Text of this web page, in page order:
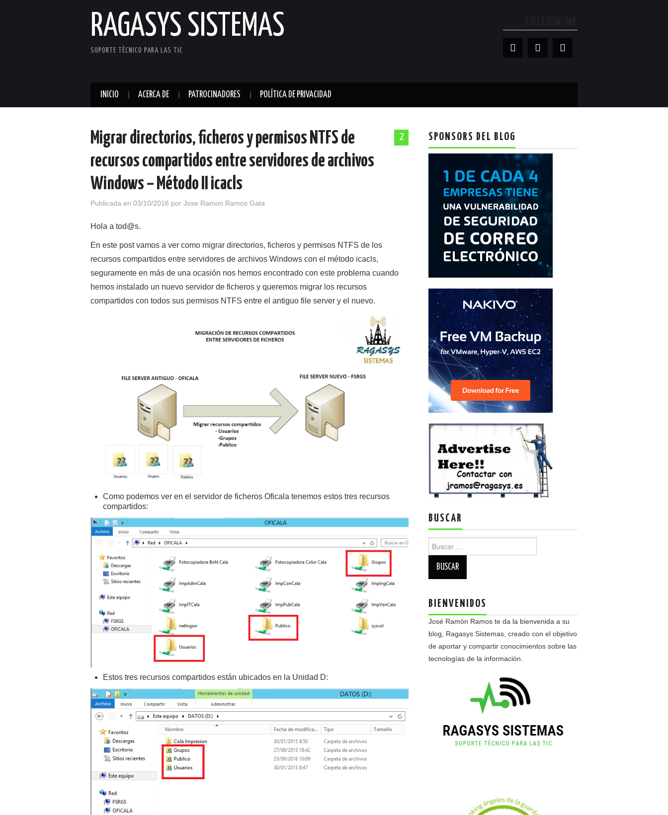
RAGASYS SISTEMAS
SOPORTE TÉCNICO PARA LAS TIC
INICIO ACERCA DE PATROCINADORES POLÍTICA DE PRIVACIDAD
2
Migrar directorios, ficheros y permisos NTFS de
recursos compartidos entre servidores de archivos
Windows – Método II icacls
Publicada en 03/10/2016 por Jose Ramon Ramos Gata
Hola a tod@s.
En este post vamos a ver como migrar directorios, ficheros y permisos NTFS de los
recursos compartidos entre servidores de archivos Windows con el método icacls,
seguramente en más de una ocasión nos hemos encontrado con este problema cuando
hemos instalado un nuevo servidor de ficheros y queremos migrar los recursos
compartidos con todos sus permisos NTFS entre el antiguo file server y el nuevo.
Como podemos ver en el servidor de ficheros Oficala tenemos estos tres recursos
compartidos:
Estos tres recursos compartidos están ubicados en la Unidad D:
SPONSORS DEL BLOG
BUSCAR
BIENVENIDOS
José Ramón Ramos te da la bienvenida a su
blog, Ragasys Sistemas, creado con el objetivo
de aportar y compartir conocimientos sobre las
tecnologías de la información.